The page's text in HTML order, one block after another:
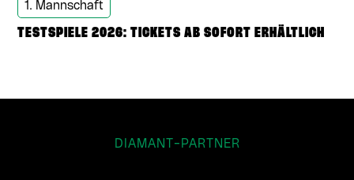
1. Mannschaft
TESTSPIELE 2026: TICKETS AB SOFORT ERHÄLTLICH
DIAMANT-PARTNER